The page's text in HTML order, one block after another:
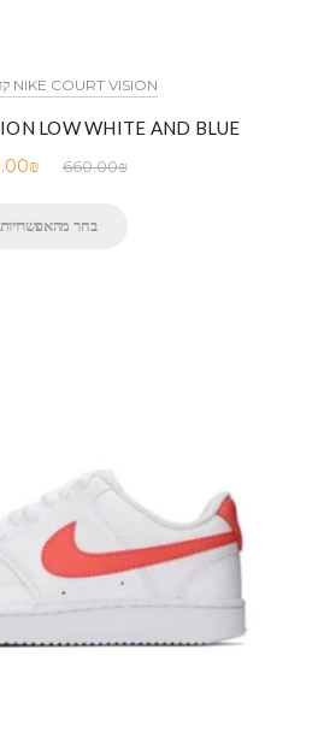
NIKE COURT VISION קורט ויז'ן נייק
LOW WHITE AND BLUE
660.00₪
₪
בחר מהאפשרויות